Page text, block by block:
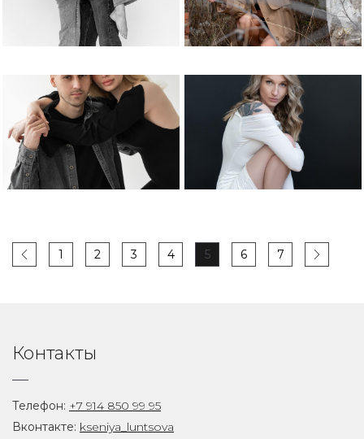
1 2 3 4 5 6 7
Контакты
Телефон: +7 914 850 99 95
Вконтакте: kseniya_luntsova